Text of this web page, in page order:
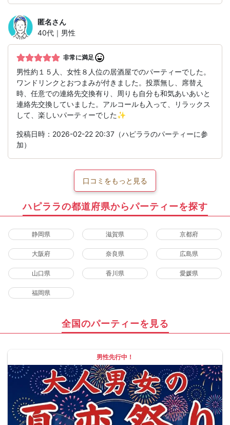
匿名さん
40代｜男性
非常に満足
男性約１５人、女性８人位の居酒屋でのパーティーでした。
ワンドリンクとおつまみが付きました。投票無し、席替え
時、任意での連絡先交換有り、周りも自分も和気あいあいと
連絡先交換していました。アルコールも入って、リラックス
して、楽しいパーティーでした✨
投稿日時：2026-02-22 20:37（ハピララのパーティーに参
加）
口コミをもっと見る
ハピララの都道府県からパーティーを探す
静岡県 滋賀県 京都府
大阪府 奈良県 広島県
山口県 香川県 愛媛県
福岡県
全国のパーティーを見る
男性先行中！